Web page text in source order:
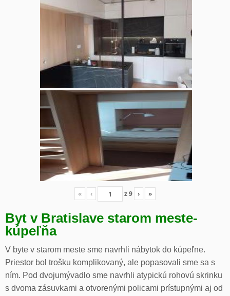
« ‹ z9 › »
Byt v Bratislave starom meste-
kúpeľňa
V byte v starom meste sme navrhli nábytok do kúpeľne.
Priestor bol trošku komplikovaný, ale popasovali sme sa s
ním. Pod dvojumývadlo sme navrhli atypickú rohovú skrinku
s dvoma zásuvkami a otvorenými policami prístupnými aj od